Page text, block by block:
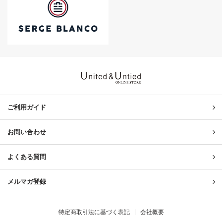
ご利用ガイド
お問い合わせ
よくある質問
メルマガ登録
特定商取引法に基づく表記 会社概要